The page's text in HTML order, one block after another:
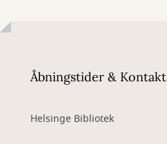
Åbningstider & Kontakt
Helsinge Bibliotek